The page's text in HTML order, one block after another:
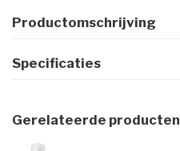
Productomschrijving
Specificaties
Gerelateerde producten